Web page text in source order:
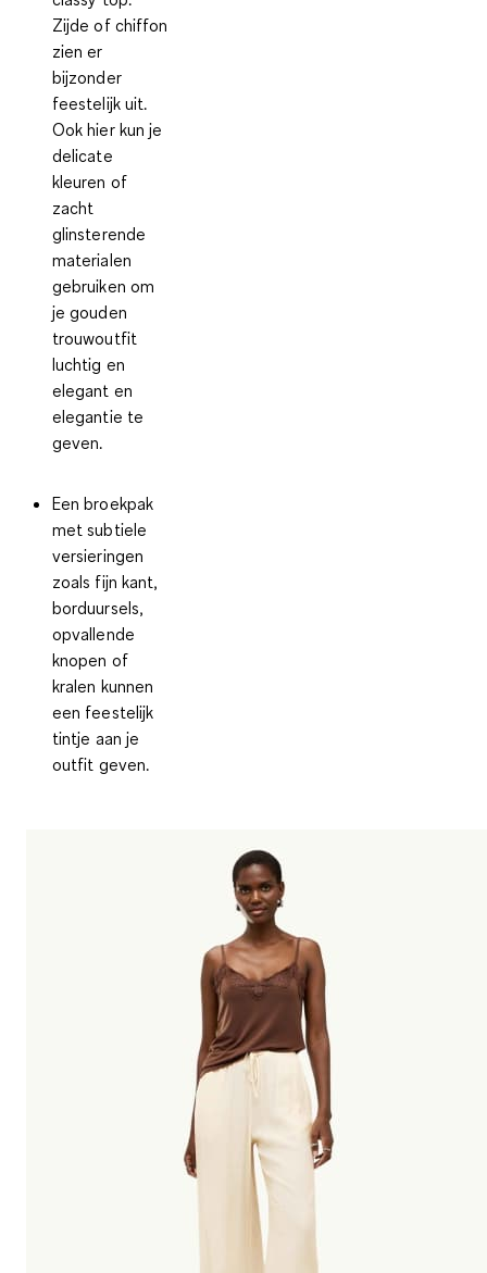
Zijde of chiffon
zien er
bijzonder
feestelijk uit.
Ook hier kun je
delicate
kleuren of
zacht
glinsterende
materialen
gebruiken om
je gouden
trouwoutfit
luchtig en
elegant en
elegantie te
geven.
Een broekpak
met subtiele
versieringen
zoals fijn kant,
borduursels,
opvallende
knopen of
kralen kunnen
een feestelijk
tintje aan je
outfit geven.